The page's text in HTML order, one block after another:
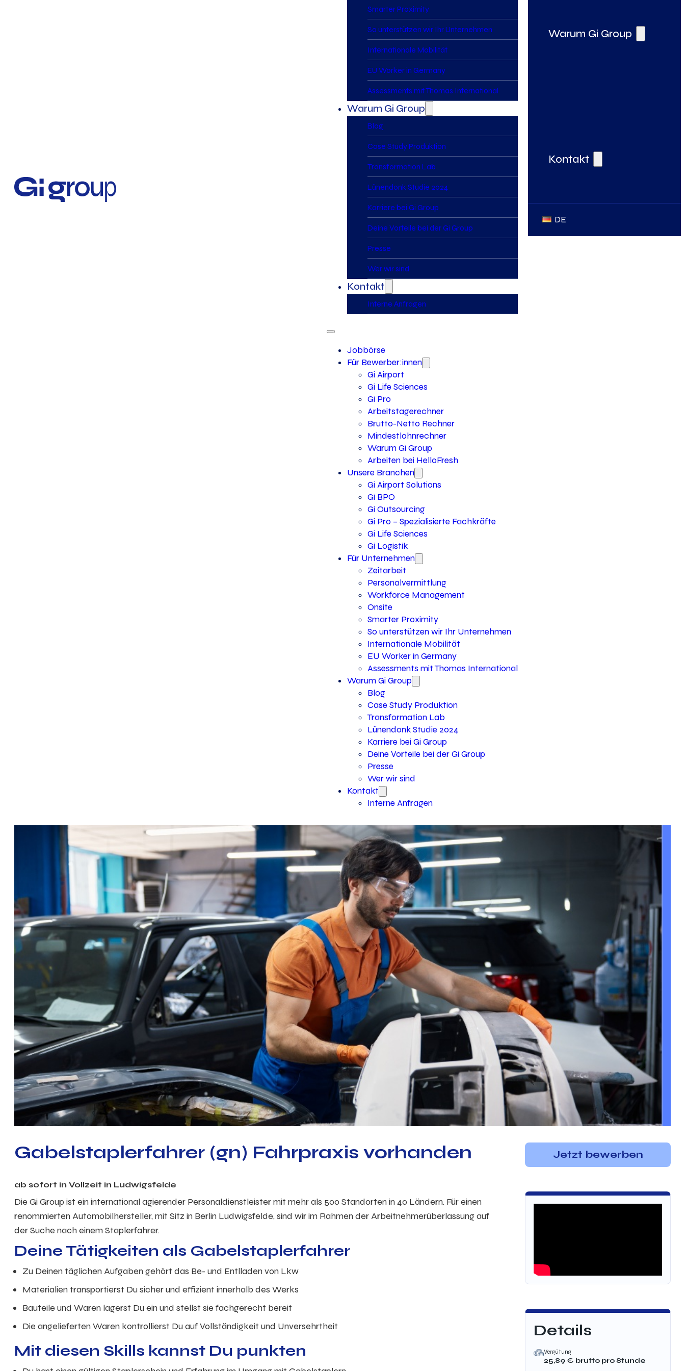
Smarter Proximity
So unterstützen wir Ihr Unternehmen
Internationale Mobilität
EU Worker in Germany
Assessments mit Thomas International
Warum Gi Group
Blog
Case Study Produktion
Transformation Lab
Lünendonk Studie 2024
Karriere bei Gi Group
Deine Vorteile bei der Gi Group
Presse
Wer wir sind
Kontakt
Interne Anfragen
Jobbörse
Für Bewerber:innen
Gi Airport
Gi Life Sciences
Gi Pro
Arbeitstagerechner
Brutto-Netto Rechner
Mindestlohnrechner
Warum Gi Group
Arbeiten bei HelloFresh
Unsere Branchen
Gi Airport Solutions
Gi BPO
Gi Outsourcing
Gi Pro – Spezialisierte Fachkräfte
Gi Life Sciences
Gi Logistik
Für Unternehmen
Zeitarbeit
Personalvermittlung
Workforce Management
Onsite
Smarter Proximity
So unterstützen wir Ihr Unternehmen
Internationale Mobilität
EU Worker in Germany
Assessments mit Thomas International
Warum Gi Group
Blog
Case Study Produktion
Transformation Lab
Lünendonk Studie 2024
Karriere bei Gi Group
Deine Vorteile bei der Gi Group
Presse
Wer wir sind
Kontakt
Interne Anfragen
Warum Gi Group
Kontakt
DE
Gabelstaplerfahrer (gn) Fahrpraxis vorhanden
ab sofort in Vollzeit in Ludwigsfelde
Die Gi Group ist ein international agierender Personaldienstleister mit mehr als 500 Standorten in 40 Ländern. Für einen
renommierten Automobilhersteller, mit Sitz in Berlin Ludwigsfelde, sind wir im Rahmen der Arbeitnehmerüberlassung auf
der Suche nach einem Staplerfahrer.
Deine Tätigkeiten als Gabelstaplerfahrer
Zu Deinen täglichen Aufgaben gehört das Be- und Entlladen von Lkw
Materialien transportierst Du sicher und effizient innerhalb des Werks
Bauteile und Waren lagerst Du ein und stellst sie fachgerecht bereit
Die angelieferten Waren kontrollierst Du auf Vollständigkeit und Unversehrtheit
Mit diesen Skills kannst Du punkten
Jetzt bewerben
Details
Vergütung
25,89€ brutto pro Stunde